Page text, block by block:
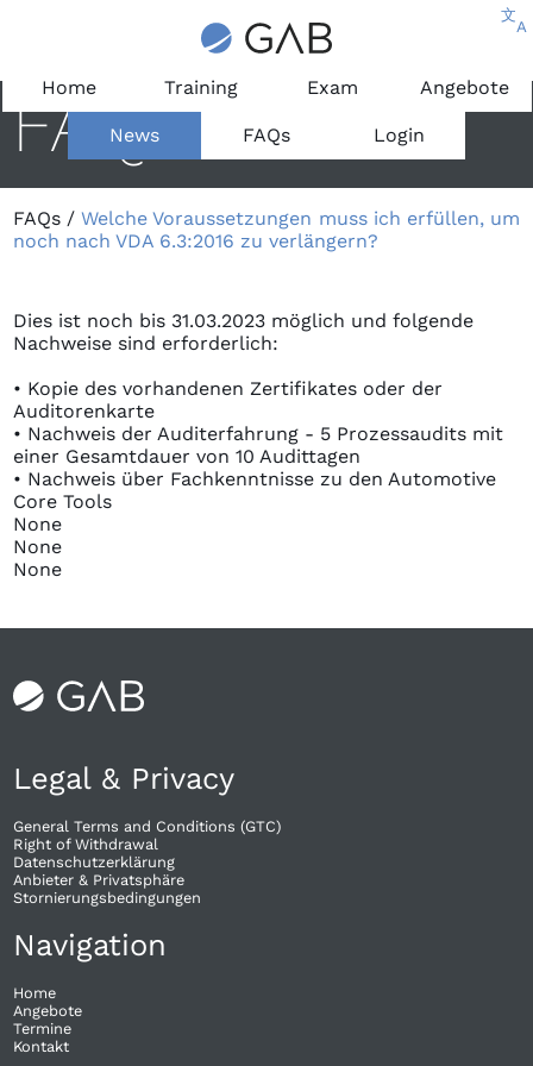
文
A
Home Training Exam Angebote
News FAQs Login
FAQ
FAQs /Welche Voraussetzungen muss ich erfüllen, um
noch nach VDA 6.3:2016 zu verlängern?
Dies ist noch bis 31.03.2023 möglich und folgende
Nachweise sind erforderlich:
• Kopie des vorhandenen Zertifikates oder der
Auditorenkarte
• Nachweis der Auditerfahrung - 5 Prozessaudits mit
einer Gesamtdauer von 10 Audittagen
• Nachweis über Fachkenntnisse zu den Automotive
Core Tools
None
None
None
Legal & Privacy
General Terms and Conditions (GTC)
Right of Withdrawal​
Datenschutzerklärung
Anbieter & Privatsphäre
Stornierungsbedingungen
Navigation
Home
Angebote
Termine
Kontakt